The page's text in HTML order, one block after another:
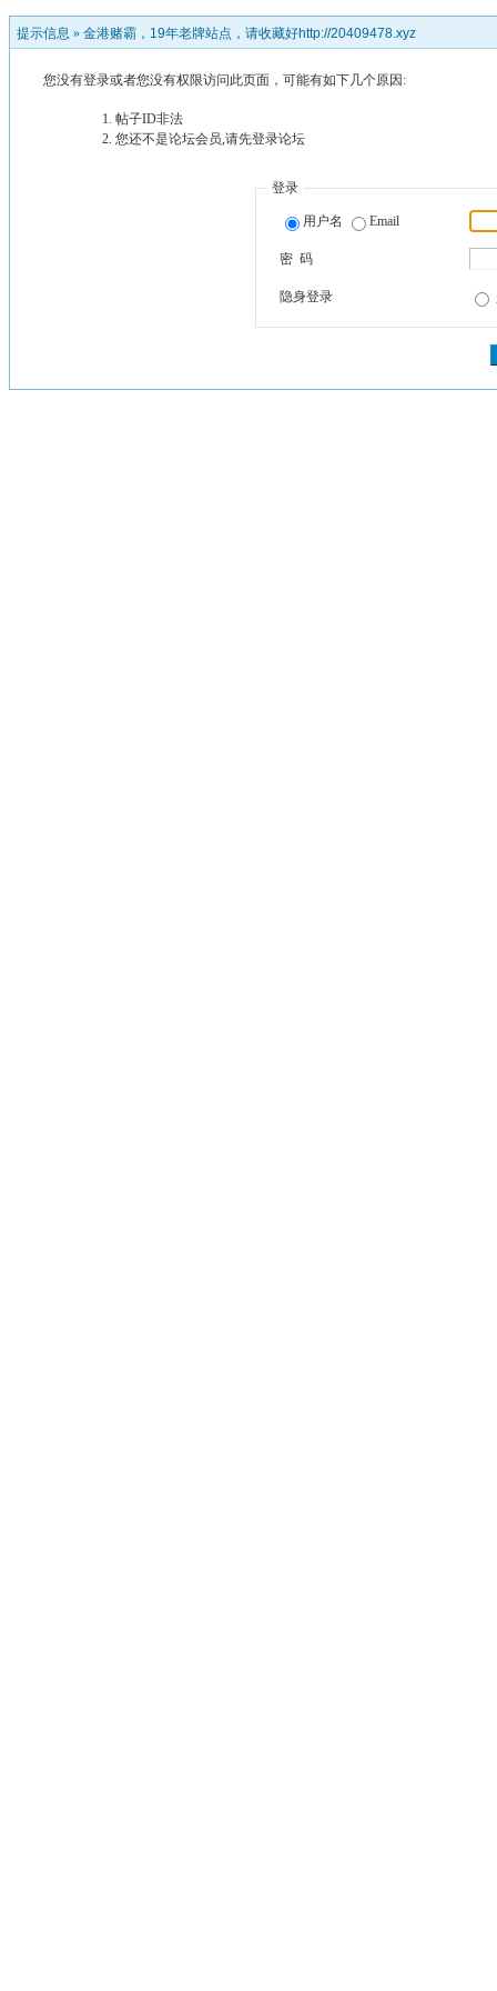
提示信息 » 金港赌霸，19年老牌站点，请收藏好http://20409478.xyz
您没有登录或者您没有权限访问此页面，可能有如下几个原因:
帖子ID非法
您还不是论坛会员,请先登录论坛
登录
用户名 Email
密 码
隐身登录